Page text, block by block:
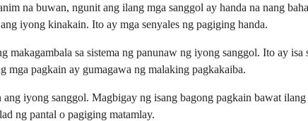
na buwan, ngunit ang ilang mga sanggol ay handa na nang
iyong kinakain. Ito ay mga senyales ng pagiging handa.
sa sistema ng panunaw ng iyong sanggol. Ito ay
mga pagkain ay gumagawa ng malaking pagkakaiba.
iyong sanggol. Magbigay ng isang bagong pagkain bawat
ng pantal o pagiging matamlay.